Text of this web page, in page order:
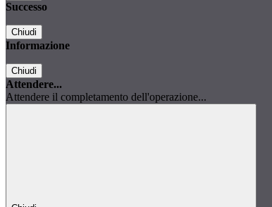
Successo
Chiudi
Informazione
Chiudi
Attendere...
Attendere il completamento dell'operazione...